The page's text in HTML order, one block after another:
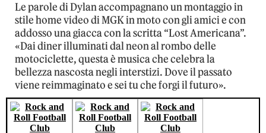
Le parole di Dylan accompagnano un montaggio in
stile home video di MGK in moto con gli amici e con
addosso una giacca con la scritta “Lost Americana”.
«Dai diner illuminati dal neon al rombo delle
motociclette, questa è musica che celebra la
bellezza nascosta negli interstizi. Dove il passato
viene reimmaginato e sei tu che forgi il futuro».